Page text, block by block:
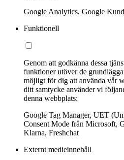
Google Analytics, Google
Funktionell
Genom att godkänna dessa
funktioner utöver de
möjligt för dig att använda vår
ditt samtycke använder vi
denna webbplats:
Google Tag Manager, UET
Consent Mode från Microsoft,
Klarna, Freshchat
Externt medieinnehåll